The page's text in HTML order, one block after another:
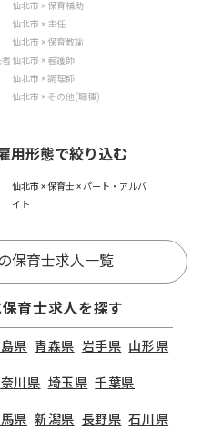
仙北市 × 保育補助
仙北市 × 主任
仙北市 × 保育教諭
仙北市 × 看護師
仙北市 × 調理師
仙北市 × その他(職種)
用形態で絞り込む
仙北市 × 保育士 × パート・アルバ
イト
保育士求人一覧
育士求人を探す
県 青森県 岩手県 山形県
川県 埼玉県 千葉県
県 新潟県 長野県 石川県